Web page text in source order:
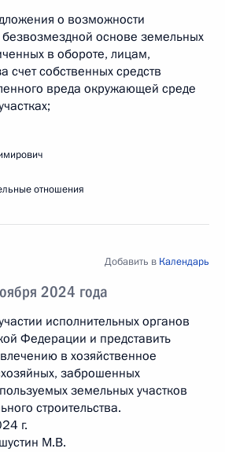
о возможности
основе земельных
в обороте, лицам,
собственных средств
вреда окружающей среде
отношения
2024 года
Добавить в Календарь
исполнительных органов
Федерации и представить
в хозяйственное
заброшенных
земельных участков
строительства.
г.
М.В.